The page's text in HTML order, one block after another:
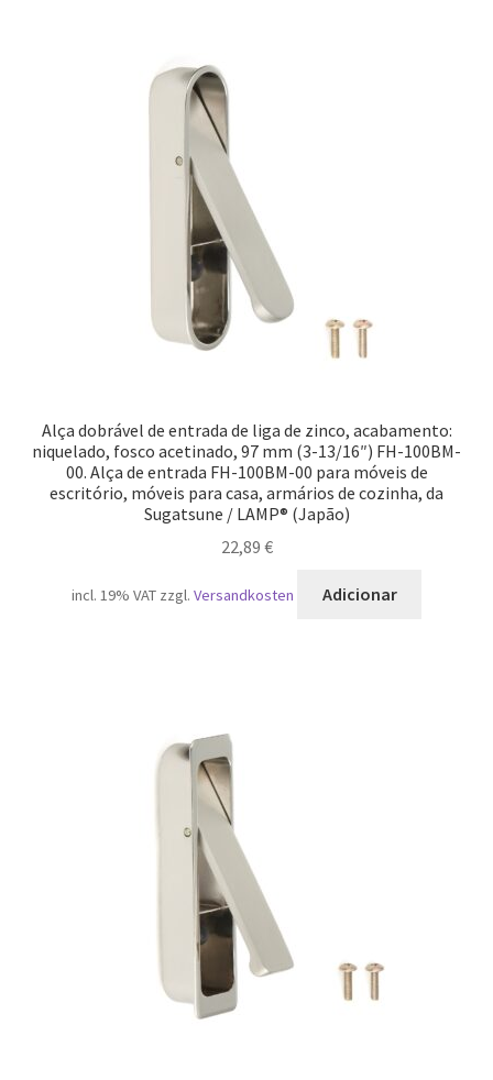
Alça dobrável de entrada de liga de zinco, acabamento:
niquelado, fosco acetinado, 97 mm (3-13/16″) FH-100BM-
00. Alça de entrada FH-100BM-00 para móveis de
escritório, móveis para casa, armários de cozinha, da
Sugatsune / LAMP® (Japão)
22,89 €
incl. 19% VAT zzgl. Versandkosten Adicionar